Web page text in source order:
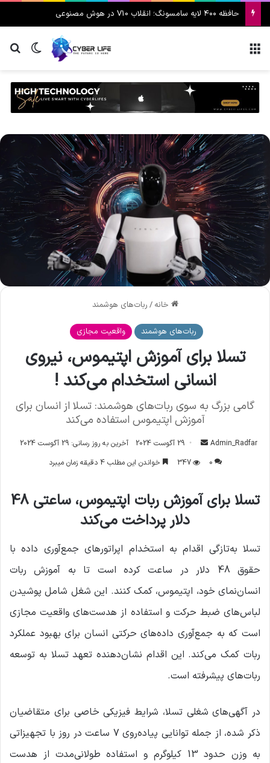
حافظه ۴۰۰ لایه سامسونگ؛ انقلاب V10 در هوش مصنوعی
تغییر
خانه / ربات‌های هوشمند
ربات‌های هوشمند واقعیت مجازی
تسلا برای آموزش اپتیموس، نیروی
انسانی استخدام می‌کند !
گامی بزرگ به سوی ربات‌های هوشمند: تسلا از انسان برای
آموزش اپتیموس استفاده می‌کند
Admin_Radfar
ل
م
ل
29 آگوست 2024
آخرین به روز رسانی: 29 آگوست 2024
0
347 خواندن این مطلب 4 دقیقه زمان میبرد
تسلا برای آموزش ربات اپتیموس، ساعتی 48
دلار پرداخت می‌کند
تسلا به‌تازگی اقدام به استخدام اپراتورهای جمع‌آوری داده با
حقوق 48 دلار در ساعت کرده است تا به آموزش ربات
انسان‌نمای خود، اپتیموس، کمک کنند. این شغل شامل پوشیدن
لباس‌های ضبط حرکت و استفاده از هدست‌های واقعیت مجازی
است که به جمع‌آوری داده‌های حرکتی انسان برای بهبود عملکرد
ربات کمک می‌کند. این اقدام نشان‌دهنده تعهد تسلا به توسعه
ربات‌های پیشرفته است.
در آگهی‌های شغلی تسلا، شرایط فیزیکی خاصی برای متقاضیان
ذکر شده، از جمله توانایی پیاده‌روی 7 ساعت در روز با تجهیزاتی
به وزن حدود 13 کیلوگرم و استفاده طولانی‌مدت از هدست